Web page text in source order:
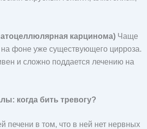
карцинома)Чаще
на фоне уже существующего цирроза.
и сложно поддается лечению на
когда бить тревогу?
печени в том, что в ней нет нервных